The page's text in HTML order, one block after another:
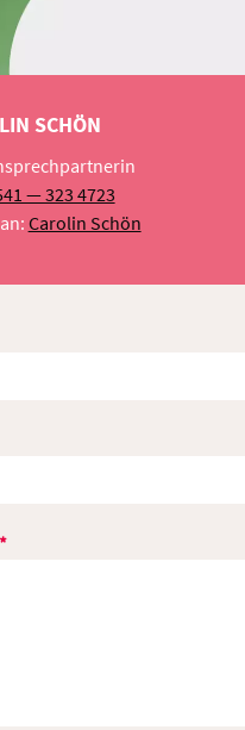
SCHÖN
— 323 4723
Carolin Schön
*